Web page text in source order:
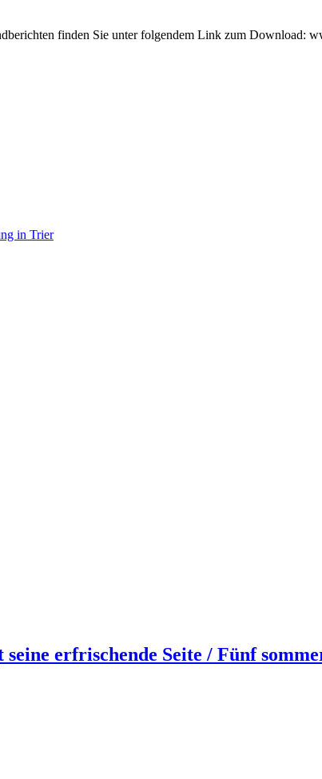
finden Sie unter folgendem Link zum Download:
in Trier
erfrischende Seite / Fünf